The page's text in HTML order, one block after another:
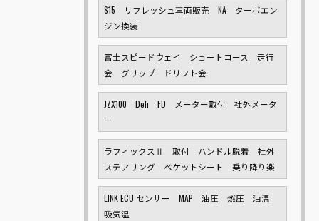
S15 リフレッシュ車両販売 NA ターボエン
ジン換装
富士スピードウェイ ショートコース 走行
会 グリップ ドリフト会
JZX100 Defi FD メーター取付 社外メータ
ー
ラフィックスⅡ 取付 ハンドル脱着 社外
ステアリング ベケットシート 乗り降り楽
LINK ECU センサー MAP 油圧 燃圧 油温
吸気温